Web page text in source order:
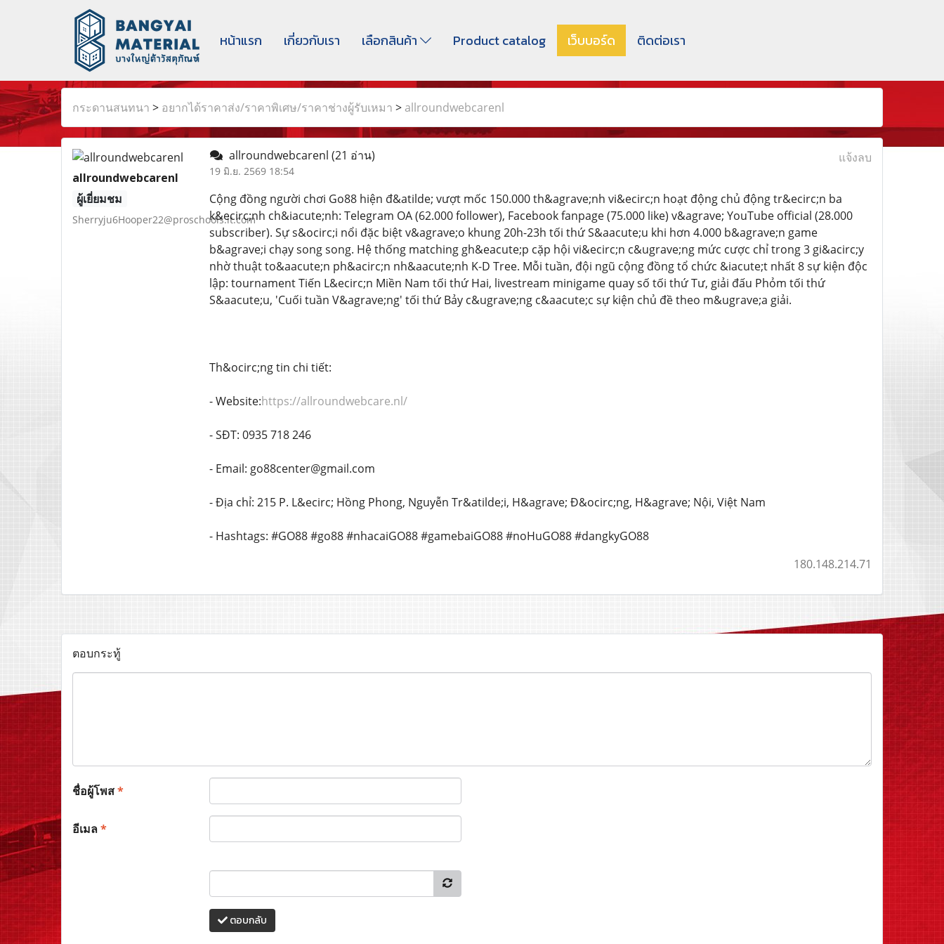
หน้าแรก เกี่ยวกับเรา เลือกสินค้า Product catalog เว็บบอร์ด ติดต่อเรา
กระดานสนทนา > อยากได้ราคาส่ง/ราคาพิเศษ/ราคาช่างผู้รับเหมา > allroundwebcarenl
allroundwebcarenl
ผู้เยี่ยมชม
Sherryju6Hooper22@proschools.it.com
allroundwebcarenl (21 อ่าน)
19 มิ.ย. 2569 18:54
แจ้งลบ
Cộng đồng người chơi Go88 hiện đ&atilde; vượt mốc 150.000 th&agrave;nh vi&ecirc;n hoạt động chủ động tr&ecirc;n ba
k&ecirc;nh ch&iacute;nh: Telegram OA (62.000 follower), Facebook fanpage (75.000 like) v&agrave; YouTube official (28.000
subscriber). Sự s&ocirc;i nổi đặc biệt v&agrave;o khung 20h-23h tối thứ S&aacute;u khi hơn 4.000 b&agrave;n game
b&agrave;i chạy song song. Hệ thống matching gh&eacute;p cặp hội vi&ecirc;n c&ugrave;ng mức cược chỉ trong 3 gi&acirc;y
nhờ thuật to&aacute;n ph&acirc;n nh&aacute;nh K-D Tree. Mỗi tuần, đội ngũ cộng đồng tổ chức &iacute;t nhất 8 sự kiện độc
lập: tournament Tiến L&ecirc;n Miền Nam tối thứ Hai, livestream minigame quay số tối thứ Tư, giải đấu Phỏm tối thứ
S&aacute;u, 'Cuối tuần V&agrave;ng' tối thứ Bảy c&ugrave;ng c&aacute;c sự kiện chủ đề theo m&ugrave;a giải.
Th&ocirc;ng tin chi tiết:
- Website:https://allroundwebcare.nl/
- SĐT: 0935 718 246
- Email: go88center@gmail.com
- Địa chỉ: 215 P. L&ecirc; Hồng Phong, Nguyễn Tr&atilde;i, H&agrave; Đ&ocirc;ng, H&agrave; Nội, Việt Nam
- Hashtags: #GO88 #go88 #nhacaiGO88 #gamebaiGO88 #noHuGO88 #dangkyGO88
180.148.214.71
ตอบกระทู้
ชื่อผู้โพส*
อีเมล*
ตอบกลับ